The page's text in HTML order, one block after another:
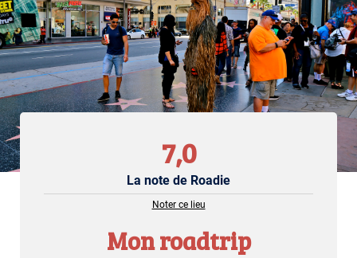
7,0
La note de Roadie
Noter ce lieu
Mon roadtrip